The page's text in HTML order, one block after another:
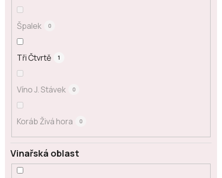
Špalek 0
Tři Čtvrtě 1
Víno J. Stávek 0
Koráb Živá hora 0
Vinařská oblast